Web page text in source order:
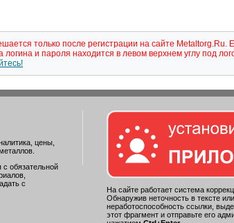
только после регистрации на сайте Metaltorg.Ru.
и пароля находится в левом верхнем углу под
цены,
обязательной
с
На сайте работает система
Обнаружив неточность в тексте или
неработоспособность ссылки,
этот фрагмент и отправьте его